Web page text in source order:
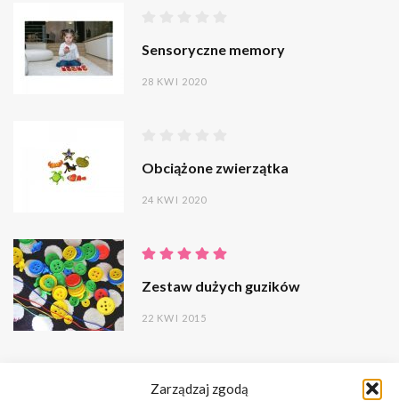
Zarządzaj zgodą
Sensoryczne memory
28 KWI 2020
Obciążone zwierzątka
24 KWI 2020
Zestaw dużych guzików
22 KWI 2015